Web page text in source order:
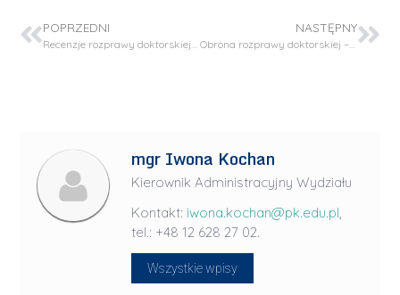
POPRZEDNI
Recenzje rozprawy doktorskiej – mgr inż. Mateusz Prończuk
NASTĘPNY
Obrona rozprawy doktorskiej – mgr inż. Mateusz Prończuk
mgr Iwona Kochan
Kierownik Administracyjny Wydziału
Kontakt: iwona.kochan@pk.edu.pl,
tel.: +48 12 628 27 02.
Wszystkie wpisy